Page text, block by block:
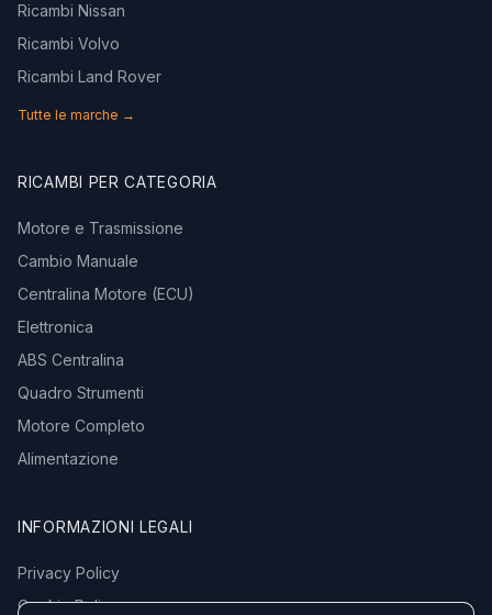
Ricambi Nissan
Ricambi Volvo
Ricambi Land Rover
Tutte le marche →
RICAMBI PER CATEGORIA
Motore e Trasmissione
Cambio Manuale
Centralina Motore (ECU)
Elettronica
ABS Centralina
Quadro Strumenti
Motore Completo
Alimentazione
INFORMAZIONI LEGALI
Privacy Policy
Cookie Policy